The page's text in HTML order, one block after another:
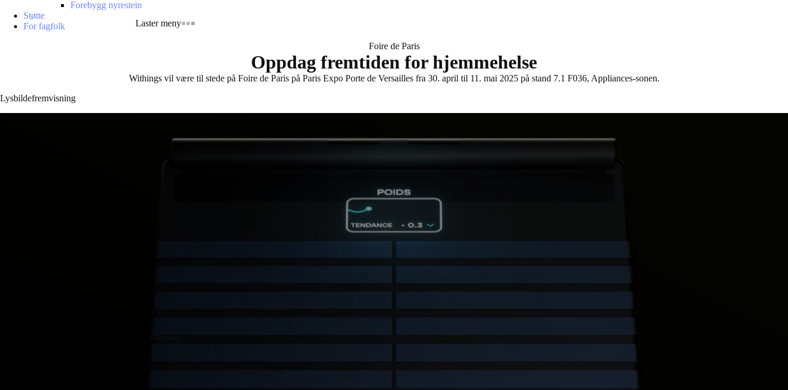
Laster meny
Forebygg nyrestein
Støtte
For fagfolk
Foire de Paris
Oppdag fremtiden for hjemmehelse
Withings vil være til stede på Foire de Paris på Paris Expo Porte de Versailles fra 30. april til 11. mai 2025 på stand 7.1 F036, Appliances-sonen.
Lysbildefremvisning